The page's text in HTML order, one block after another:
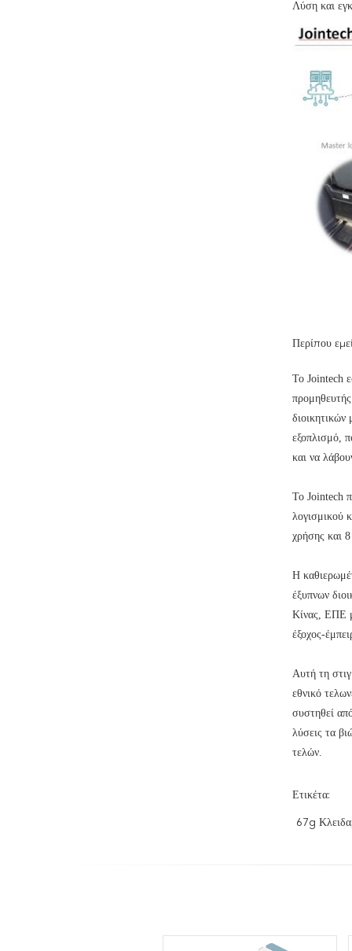
Λύση και
Περίπου
Το Jointech
προμηθευτής
εξοπλισμό,
και να
Το Jointech
λογισμικού
χρήσης και 8
Η
έξυπνων
Κίνας, ΕΠΕ
έξοχος-
Αυτή τη
εθνικό
συστηθεί
λύσεις τα
τελών.
Ετικέτα:
67g